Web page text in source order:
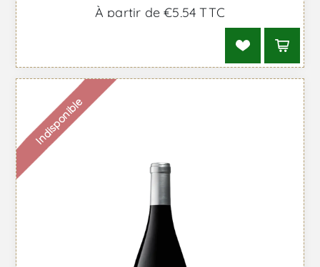
À partir de €5,54 TTC
Indisponible